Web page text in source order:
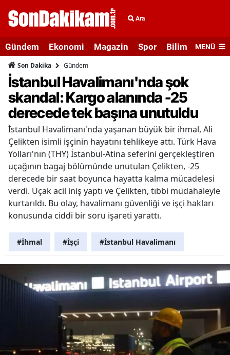
Ara
Gündem Ekonomi Magazin Spor Bilim veMENÜ
Son Dakika Gündem
İstanbul Havalimanı'nda şok
skandal: Kargo alanında -25
derecede tek başına unutuldu
İstanbul Havalimanı'nda yaşanan büyük bir ihmal, Ali
Çelikten isimli işçinin hayatını tehlikeye attı. Türk Hava
Yolları'nın (THY) İstanbul-Atina seferini gerçekleştiren
uçağının bagaj bölümünde unutulan Çelikten, -25
derecede bir saat boyunca hayatta kalma mücadelesi
verdi. Uçak acil iniş yaptı ve Çelikten, tıbbi müdahaleyle
kurtarıldı. Bu olay, havalimanı güvenliği ve işçi hakları
konusunda ciddi bir soru işareti yarattı.
#İhmal #İşçi #İstanbul Havalimanı